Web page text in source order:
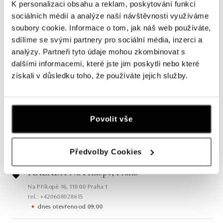
K personalizaci obsahu a reklam, poskytování funkcí
sociálních médií a analýze naší návštěvnosti využíváme
soubory cookie. Informace o tom, jak náš web používáte,
sdílíme se svými partnery pro sociální média, inzerci a
analýzy. Partneři tyto údaje mohou zkombinovat s
dalšími informacemi, které jste jim poskytli nebo které
získali v důsledku toho, že používáte jejich služby.
Povolit vše
Předvolby Cookies
tel.: +420724986111
HALADA Na Příkopě, Praha
Na Příkopě 16, 110 00 Praha 1
tel.: +420608028615
dnes otevřeno od 09:00